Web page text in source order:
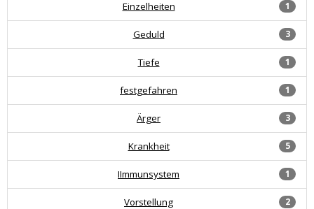
1
Einzelheiten
3
Geduld
1
Tiefe
1
festgefahren
3
Ärger
5
Krankheit
1
IImmunsystem
2
Vorstellung